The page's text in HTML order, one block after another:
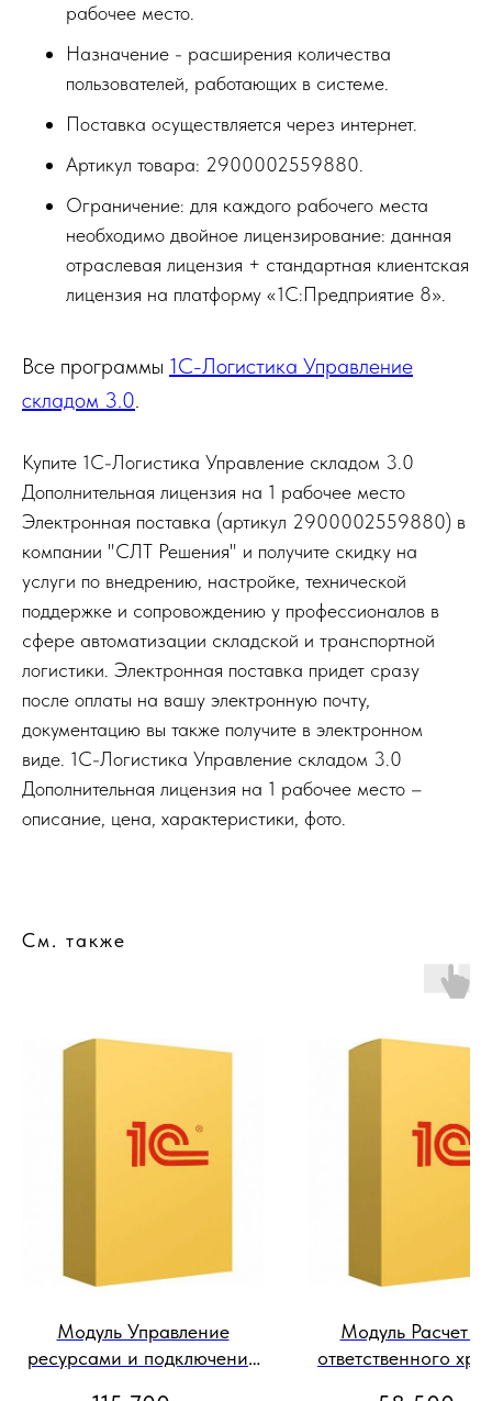
рабочее место.
Назначение - расширения количества
пользователей, работающих в системе.
Поставка осуществляется через интернет.
Артикул товара: 2900002559880.
Ограничение: для каждого рабочего места
необходимо двойное лицензирование: данная
отраслевая лицензия + стандартная клиентская
лицензия на платформу «1С:Предприятие 8».
Все программы 1С-Логистика Управление
складом 3.0.
Купите 1С-Логистика Управление складом 3.0
Дополнительная лицензия на 1 рабочее место
Электронная поставка (артикул 2900002559880) в
компании "СЛТ Решения" и получите скидку на
услуги по внедрению, настройке, технической
поддержке и сопровождению у профессионалов в
сфере автоматизации складской и транспортной
логистики. Электронная поставка придет сразу
после оплаты на вашу электронную почту,
документацию вы также получите в электронном
виде. 1С-Логистика Управление складом 3.0
Дополнительная лицензия на 1 рабочее место –
описание, цена, характеристики, фото.
См. также
Модуль Управление
ресурсами и подключение
Модуль Расчет
ответственного